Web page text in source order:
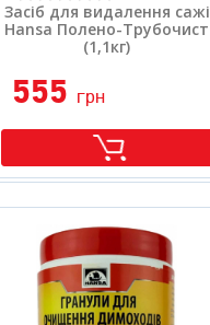
Засіб для видалення сажі
Hansa Полено-Трубочист
(1,1кг)
555 грн
Розфасовка: .